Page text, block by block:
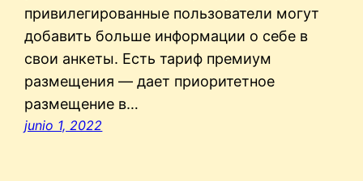
привилегированные пользователи могут
добавить больше информации о себе в
свои анкеты. Есть тариф премиум
размещения — дает приоритетное
размещение в…
junio 1, 2022